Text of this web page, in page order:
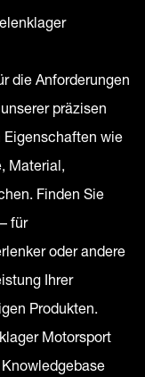
die Anforderungen
präzisen
Eigenschaften wie
Material,
Finden Sie
für
oder andere
Ihrer
Produkten.
Motorsport